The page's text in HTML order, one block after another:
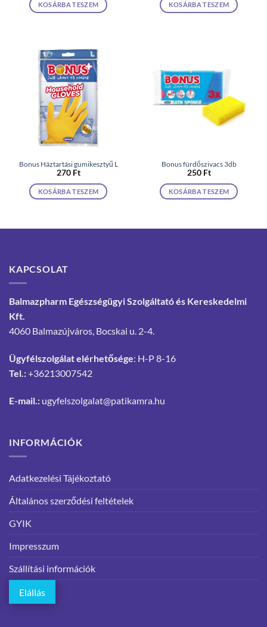
KOSÁRBA TESZEM KOSÁRBA TESZEM
Bonus Háztartási gumikesztyű L
270 Ft
KOSÁRBA TESZEM
Bonus fürdőszivacs 3db
250 Ft
KOSÁRBA TESZEM
KAPCSOLAT
Balmazpharm Egészségügyi Szolgáltató és Kereskedelmi
Kft.
4060 Balmazújváros, Bocskai u. 2-4.
Ügyfélszolgálat elérhetősége: H-P 8-16
Tel.:+36213007542
E-mail.: ugyfelszolgalat@patikamra.hu
INFORMÁCIÓK
Adatkezelési Tájékoztató
Általános szerződési feltételek
GYIK
Impresszum
Szállítási információk
Elállás